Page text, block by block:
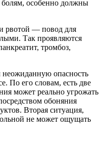
болям, особенно должны
рвотой — повод для
Так проявляются
тромбоз,
неожиданную опасность
По его словам, есть две
может реально угрожать
обоняния
Вторая ситуация,
не может ощущать